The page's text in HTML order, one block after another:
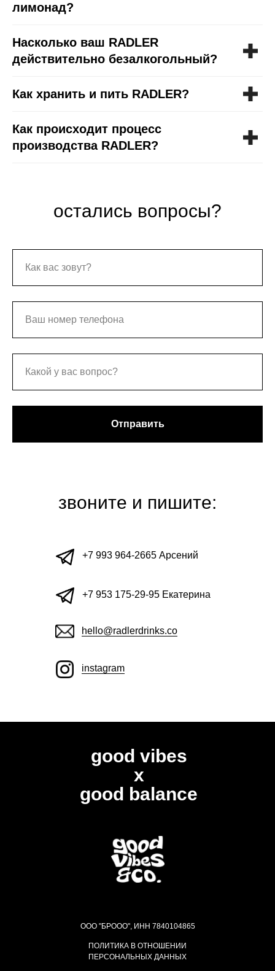
лимонад?
Насколько ваш RADLER
действительно безалкогольный?
Как хранить и пить RADLER?
Как происходит процесс
производства RADLER?
остались вопросы?
Отправить
звоните и пишите:
+7 993 964-2665 Арсений
+7 953 175-29-95 Екатерина
hello@radlerdrinks.co
instagram
good vibes
x
good balance
ООО "БРООО", ИНН 7840104865
ПОЛИТИКА В ОТНОШЕНИИ
ПЕРСОНАЛЬНЫХ ДАННЫХ